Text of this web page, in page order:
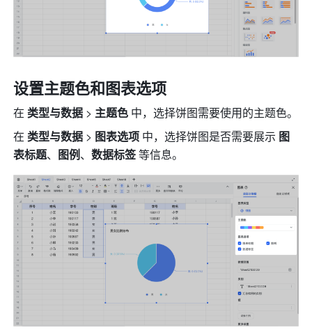
设置主题色和图表选项
在 类型与数据 > 主题色 中，选择饼图需要使用的主题色。
在 类型与数据 > 图表选项 中，选择饼图是否需要展示 图
表标题、 图例、数据标签 等信息。